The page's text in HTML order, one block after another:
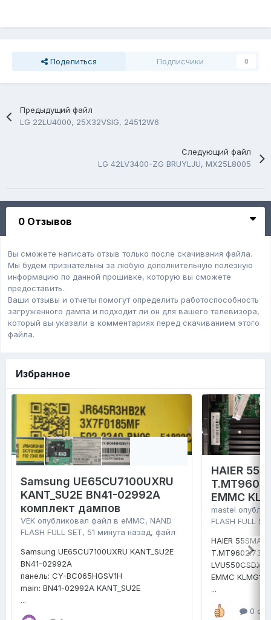
Поделиться Подписчики 0
Предыдущий файл
LG 22LU4000, 25X32VSIG, 24512W6
Следующий файл
LG 42LV3400-ZG BRUYLJU, MX25L8005
0 Отзывов
Вы сможете написать отзыв только после скачивания файла.
Мы будем признательны за любую дополнительную полезную
информацию по данной прошивке, которую вы сможете
предоставить.
Ваши отзывы и отчеты помогут определить работоспособность
загруженного дампa и подходит ли он для вашего телевизора,
который вы указали в комментариях перед скачиванием этого
файла.
Избранное
Samsung UE65CU7100UXRU
KANT_SU2E BN41-02992A
комплект дампов
VEK опубликовал файл в eMMC, NAND
FLASH FULL SET, 51 минута назад, файл
Samsung UE65CU7100UXRU KANT_SU2E
BN41-02992A
панель: CY-BC065HGSV1H
main: BN41-02992A KANT_SU2E
...
HAIER 55
EMMC
mastel
FLASH FULL
HAIER
T.MT9602.731
LVU550CSDX
EMMC
...
0